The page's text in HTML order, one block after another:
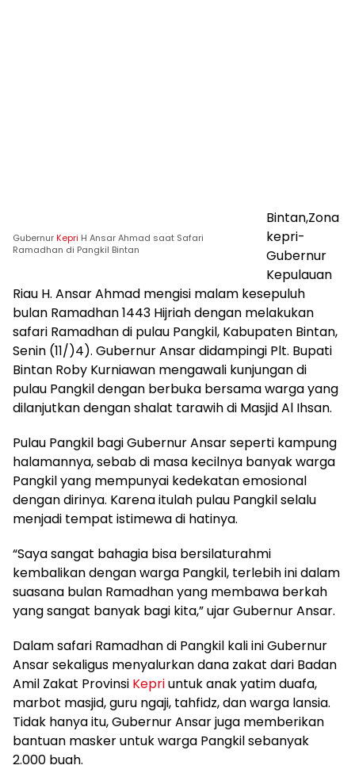
GubernurKepri H Ansar Ahmad saat Safari
Ramadhan di Pangkil Bintan
Bintan,Zona
kepri-
Gubernur
Kepulauan
Riau H. Ansar Ahmad mengisi malam kesepuluh
bulan Ramadhan 1443 Hijriah dengan melakukan
safari Ramadhan di pulau Pangkil, Kabupaten Bintan,
Senin (11/)4). Gubernur Ansar didampingi Plt. Bupati
Bintan Roby Kurniawan mengawali kunjungan di
pulau Pangkil dengan berbuka bersama warga yang
dilanjutkan dengan shalat tarawih di Masjid Al Ihsan.
Pulau Pangkil bagi Gubernur Ansar seperti kampung
halamannya, sebab di masa kecilnya banyak warga
Pangkil yang mempunyai kedekatan emosional
dengan dirinya. Karena itulah pulau Pangkil selalu
menjadi tempat istimewa di hatinya.
“Saya sangat bahagia bisa bersilaturahmi
kembalikan dengan warga Pangkil, terlebih ini dalam
suasana bulan Ramadhan yang membawa berkah
yang sangat banyak bagi kita,” ujar Gubernur Ansar.
Dalam safari Ramadhan di Pangkil kali ini Gubernur
Ansar sekaligus menyalurkan dana zakat dari Badan
Amil Zakat Provinsi Kepriuntuk anak yatim duafa,
marbot masjid, guru ngaji, tahfidz, dan warga lansia.
Tidak hanya itu, Gubernur Ansar juga memberikan
bantuan masker untuk warga Pangkil sebanyak
2.000 buah.